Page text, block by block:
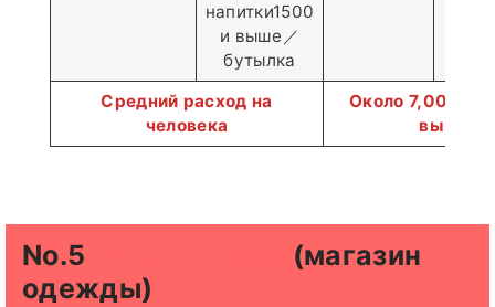
напитки1500
и выше／
бутылка
Средний расход на
человека
Около
выше
No.5
(магазин
одежды)